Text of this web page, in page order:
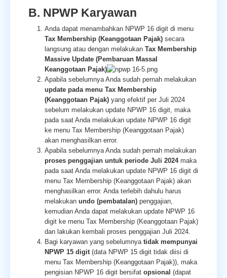
B. NPWP Karyawan
Anda dapat menambahkan NPWP 16 digit di menu
Tax Membership (Keanggotaan Pajak) secara
langsung atau dengan melakukan Tax Membership
Massive Update (Pembaruan Massal
Keanggotaan Pajak)
Apabila sebelumnya Anda sudah pernah melakukan
update pada menu Tax Membership
(Keanggotaan Pajak) yang efektif per Juli 2024
sebelum melakukan update NPWP 16 digit, maka
pada saat Anda melakukan update NPWP 16 digit
ke menu Tax Membership (Keanggotaan Pajak)
akan menghasilkan error.
Apabila sebelumnya Anda sudah pernah melakukan
proses penggajian untuk periode Juli 2024maka
pada saat Anda melakukan update NPWP 16 digit di
menu Tax Membership (Keanggotaan Pajak) akan
menghasilkan error. Anda terlebih dahulu harus
melakukan undo (pembatalan) penggajian,
kemudian Anda dapat melakukan update NPWP 16
digit ke menu Tax Membership (Keanggotaan Pajak)
dan lakukan kembali proses penggajian Juli 2024.
Bagi karyawan yang sebelumnya tidak mempunyai
NPWP 15 digit (data NPWP 15 digit tidak diisi di
menu Tax Membership (Keanggotaan Pajak)), maka
pengisian NPWP 16 digit bersifat opsional (dapat